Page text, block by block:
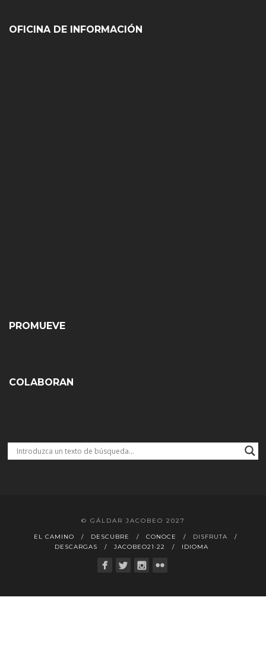
OFICINA DE INFORMACIÓN
PROMUEVE
COLABORAN
© GÁLDAR JACOBEO 2027
EL CAMINO DESCUBRE CONOCE
DISFRUTA
DESCARGAS
JACOBEO21·22 IDIOMA